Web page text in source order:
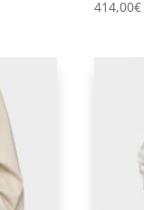
414,00€